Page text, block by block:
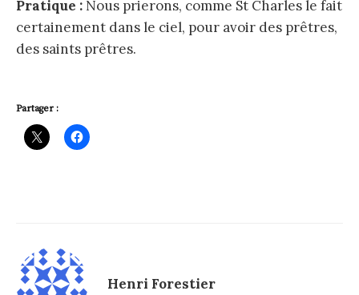
Pratique : Nous prierons, comme St Charles le fait
certainement dans le ciel, pour avoir des prêtres,
des saints prêtres.
Partager :
Henri Forestier